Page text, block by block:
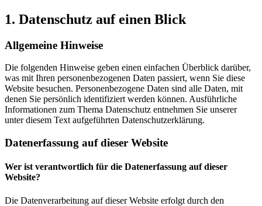
1. Datenschutz auf einen Blick
Allgemeine Hinweise
Die folgenden Hinweise geben einen einfachen Überblick darüber,
was mit Ihren personenbezogenen Daten passiert, wenn Sie diese
Website besuchen. Personenbezogene Daten sind alle Daten, mit
denen Sie persönlich identifiziert werden können. Ausführliche
Informationen zum Thema Datenschutz entnehmen Sie unserer
unter diesem Text aufgeführten Datenschutzerklärung.
Datenerfassung auf dieser Website
Wer ist verantwortlich für die Datenerfassung auf dieser
Website?
Die Datenverarbeitung auf dieser Website erfolgt durch den